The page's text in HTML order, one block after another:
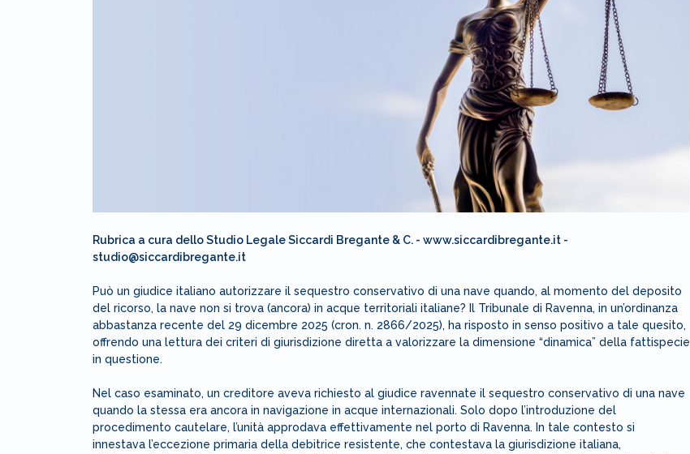
Rubrica a cura dello Studio Legale Siccardi Bregante & C. - www.siccardibregante.it -
studio@siccardibregante.it
Può un giudice italiano autorizzare il sequestro conservativo di una nave quando, al momento del deposito
del ricorso, la nave non si trova (ancora) in acque territoriali italiane? Il Tribunale di Ravenna, in un’ordinanza
abbastanza recente del 29 dicembre 2025 (cron. n. 2866/2025), ha risposto in senso positivo a tale quesito,
offrendo una lettura dei criteri di giurisdizione diretta a valorizzare la dimensione “dinamica” della fattispecie
in questione.
Nel caso esaminato, un creditore aveva richiesto al giudice ravennate il sequestro conservativo di una nave
quando la stessa era ancora in navigazione in acque internazionali. Solo dopo l’introduzione del
procedimento cautelare, l’unità approdava effettivamente nel porto di Ravenna. In tale contesto si
innestava l’eccezione primaria della debitrice resistente, che contestava la giurisdizione italiana,